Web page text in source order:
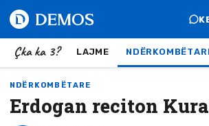
Çka ka 3? LAJME
NDËRKOMBËTARE
Erdogan reciton